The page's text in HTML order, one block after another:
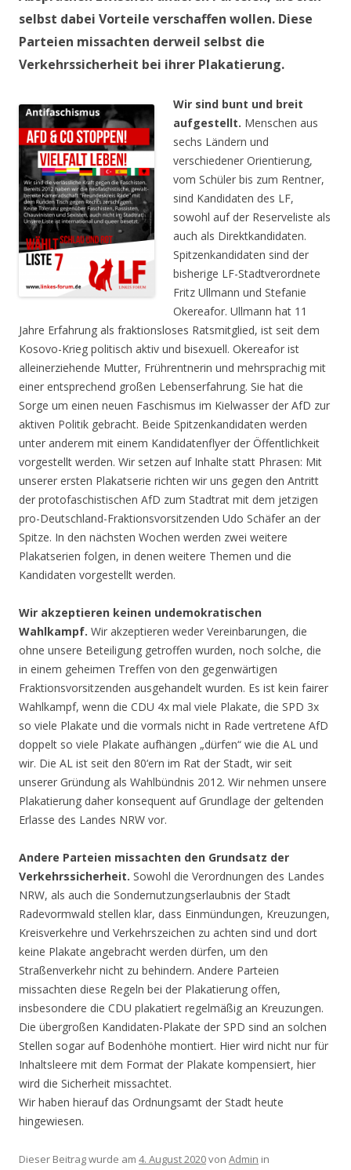
selbst dabei Vorteile verschaffen wollen. Diese
Parteien missachten derweil selbst die
Verkehrssicherheit bei ihrer Plakatierung.
Wir sind bunt und breit
aufgestellt. Menschen aus
sechs Ländern und
verschiedener Orientierung,
vom Schüler bis zum Rentner,
sind Kandidaten des LF,
sowohl auf der Reserveliste als
auch als Direktkandidaten.
Spitzenkandidaten sind der
bisherige LF-Stadtverordnete
Fritz Ullmann und Stefanie
Okereafor. Ullmann hat 11
Jahre Erfahrung als fraktionsloses Ratsmitglied, ist seit dem
Kosovo-Krieg politisch aktiv und bisexuell. Okereafor ist
alleinerziehende Mutter, Frührentnerin und mehrsprachig mit
einer entsprechend großen Lebenserfahrung. Sie hat die
Sorge um einen neuen Faschismus im Kielwasser der AfD zur
aktiven Politik gebracht. Beide Spitzenkandidaten werden
unter anderem mit einem Kandidatenflyer der Öffentlichkeit
vorgestellt werden. Wir setzen auf Inhalte statt Phrasen: Mit
unserer ersten Plakatserie richten wir uns gegen den Antritt
der protofaschistischen AfD zum Stadtrat mit dem jetzigen
pro-Deutschland-Fraktionsvorsitzenden Udo Schäfer an der
Spitze. In den nächsten Wochen werden zwei weitere
Plakatserien folgen, in denen weitere Themen und die
Kandidaten vorgestellt werden.
Wir akzeptieren keinen undemokratischen
Wahlkampf. Wir akzeptieren weder Vereinbarungen, die
ohne unsere Beteiligung getroffen wurden, noch solche, die
in einem geheimen Treffen von den gegenwärtigen
Fraktionsvorsitzenden ausgehandelt wurden. Es ist kein fairer
Wahlkampf, wenn die CDU 4x mal viele Plakate, die SPD 3x
so viele Plakate und die vormals nicht in Rade vertretene AfD
doppelt so viele Plakate aufhängen „dürfen“ wie die AL und
wir. Die AL ist seit den 80‘ern im Rat der Stadt, wir seit
unserer Gründung als Wahlbündnis 2012. Wir nehmen unsere
Plakatierung daher konsequent auf Grundlage der geltenden
Erlasse des Landes NRW vor.
Andere Parteien missachten den Grundsatz der
Verkehrssicherheit. Sowohl die Verordnungen des Landes
NRW, als auch die Sondernutzungserlaubnis der Stadt
Radevormwald stellen klar, dass Einmündungen, Kreuzungen,
Kreisverkehre und Verkehrszeichen zu achten sind und dort
keine Plakate angebracht werden dürfen, um den
Straßenverkehr nicht zu behindern. Andere Parteien
missachten diese Regeln bei der Plakatierung offen,
insbesondere die CDU plakatiert regelmäßig an Kreuzungen.
Die übergroßen Kandidaten-Plakate der SPD sind an solchen
Stellen sogar auf Bodenhöhe montiert. Hier wird nicht nur für
Inhaltsleere mit dem Format der Plakate kompensiert, hier
wird die Sicherheit missachtet.
Wir haben hierauf das Ordnungsamt der Stadt heute
hingewiesen.
Dieser Beitrag wurde am 4. August 2020von Admin in